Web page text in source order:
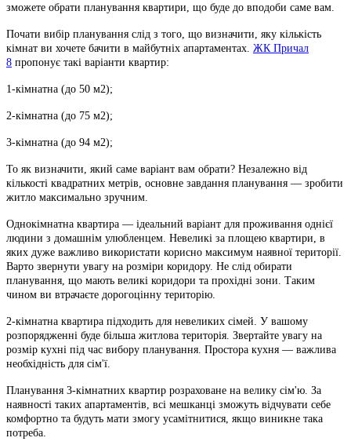
зможете обрати планування квартири, що буде до вподоби саме вам.
Почати вибір планування слід з того, що визначити, яку кількість
кімнат ви хочете бачити в майбутніх апартаментах. ЖК Причал
8 пропонує такі варіанти квартир:
1-кімнатна (до 50 м2);
2-кімнатна (до 75 м2);
3-кімнатна (до 94 м2);
То як визначити, який саме варіант вам обрати? Незалежно від
кількості квадратних метрів, основне завдання планування — зробити
житло максимально зручним.
Однокімнатна квартира — ідеальний варіант для проживання однієї
людини з домашнім улюбленцем. Невеликі за площею квартири, в
яких дуже важливо використати корисно максимум наявної території.
Варто звернути увагу на розміри коридору. Не слід обирати
планування, що мають великі коридори та прохідні зони. Таким
чином ви втрачаєте дорогоцінну територію.
2-кімнатна квартира підходить для невеликих сімей. У вашому
розпорядженні буде більша житлова територія. Звертайте увагу на
розмір кухні під час вибору планування. Простора кухня — важлива
необхідність для сім'ї.
Планування 3-кімнатних квартир розраховане на велику сім'ю. За
наявності таких апартаментів, всі мешканці зможуть відчувати себе
комфортно та будуть мати змогу усамітнитися, якщо виникне така
потреба.